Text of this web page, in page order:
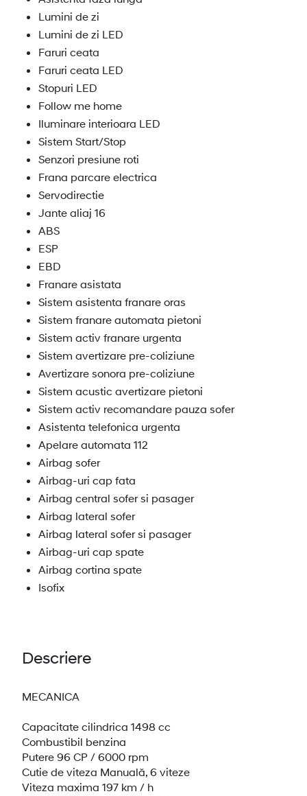
Lumini de zi
Lumini de zi LED
Faruri ceata
Faruri ceata LED
Stopuri LED
Follow me home
Iluminare interioara LED
Sistem Start/Stop
Senzori presiune roti
Frana parcare electrica
Servodirectie
Jante aliaj 16
ABS
ESP
EBD
Franare asistata
Sistem asistenta franare oras
Sistem franare automata pietoni
Sistem activ franare urgenta
Sistem avertizare pre-coliziune
Avertizare sonora pre-coliziune
Sistem acustic avertizare pietoni
Sistem activ recomandare pauza sofer
Asistenta telefonica urgenta
Apelare automata 112
Airbag sofer
Airbag-uri cap fata
Airbag central sofer si pasager
Airbag lateral sofer
Airbag lateral sofer si pasager
Airbag-uri cap spate
Airbag cortina spate
Isofix
Descriere
MECANICA
Capacitate cilindrica 1498 cc
Combustibil benzina
Putere 96 CP / 6000 rpm
Cutie de viteza Manuală, 6 viteze
Viteza maxima 197 km / h